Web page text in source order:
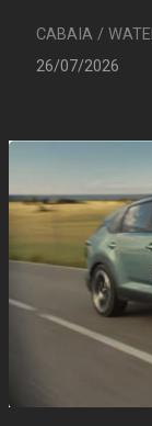
CABAIA /
26/07/2026